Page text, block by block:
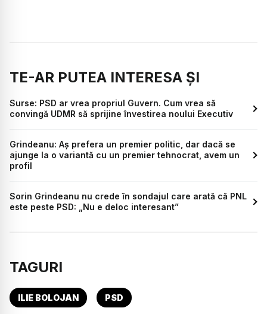
TE-AR PUTEA INTERESA ȘI
Surse: PSD ar vrea propriul Guvern. Cum vrea să
convingă UDMR să sprijine învestirea noului Executiv
Grindeanu: Aș prefera un premier politic, dar dacă se
ajunge la o variantă cu un premier tehnocrat, avem un
profil
Sorin Grindeanu nu crede în sondajul care arată că PNL
este peste PSD: „Nu e deloc interesant”
TAGURI
ILIE BOLOJAN PSD